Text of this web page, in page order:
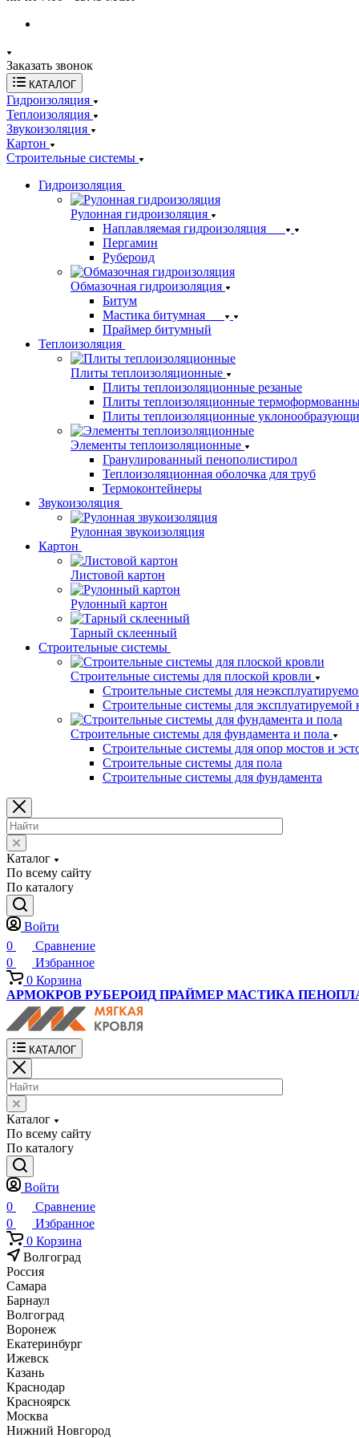
Заказать звонок
КАТАЛОГ
Гидроизоляция
Теплоизоляция
Звукоизоляция
Картон
Строительные системы
Гидроизоляция
Рулонная гидроизоляция
Наплавляемая гидроизоляция
Пергамин
Рубероид
Обмазочная гидроизоляция
Битум
Мастика битумная
Праймер битумный
Теплоизоляция
Плиты теплоизоляционные
Плиты теплоизоляционные резаные
Плиты теплоизоляционные
Плиты теплоизоляционные
Элементы теплоизоляционные
Гранулированный пенополистирол
Теплоизоляционная оболочка для труб
Термоконтейнеры
Звукоизоляция
Рулонная звукоизоляция
Картон
Листовой картон
Рулонный картон
Тарный склеенный
Строительные системы
Строительные системы для плоской кровли
Строительные системы для
Строительные системы для эксплуатируемой
Строительные системы для фундамента и пола
Строительные системы для опор мостов и
Строительные системы для пола
Строительные системы для фундамента
Каталог
По всему сайту
По каталогу
Войти
0
Сравнение
0
Избранное
0 Корзина
АРМОКРОВ РУБЕРОИД ПРАЙМЕР МАСТИКА
КАТАЛОГ
Каталог
По всему сайту
По каталогу
Войти
0
Сравнение
0
Избранное
0 Корзина
Волгоград
Россия
Самара
Барнаул
Волгоград
Воронеж
Екатеринбург
Ижевск
Казань
Краснодар
Красноярск
Москва
Нижний Новгород